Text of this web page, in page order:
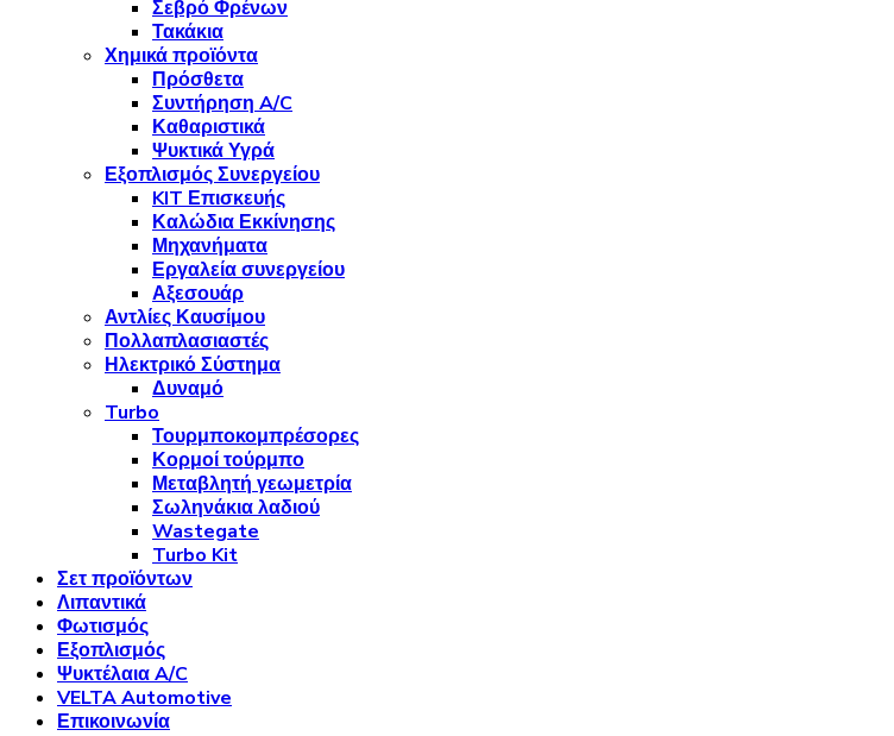
Σεβρό Φρένων
Τακάκια
Χημικά προϊόντα
Πρόσθετα
Συντήρηση A/C
Καθαριστικά
Ψυκτικά Υγρά
Εξοπλισμός Συνεργείου
KIT Επισκευής
Καλώδια Εκκίνησης
Μηχανήματα
Εργαλεία συνεργείου
Αξεσουάρ
Αντλίες Καυσίμου
Πολλαπλασιαστές
Ηλεκτρικό Σύστημα
Δυναμό
Turbo
Τουρμποκομπρέσορες
Κορμοί τούρμπο
Μεταβλητή γεωμετρία
Σωληνάκια λαδιού
Wastegate
Turbo Kit
Σετ προϊόντων
Λιπαντικά
Φωτισμός
Εξοπλισμός
Ψυκτέλαια A/C
VELTA Automotive
Επικοινωνία